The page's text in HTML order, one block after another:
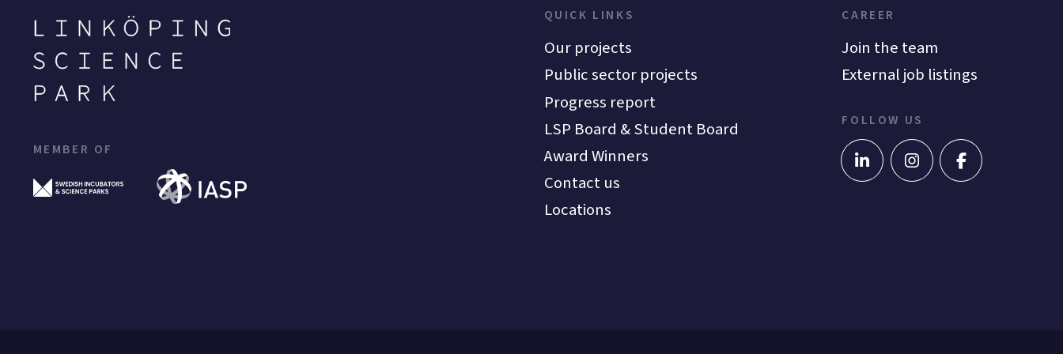
MEMBER OF
QUICK LINKS
Our projects
Public sector projects
Progress report
LSP Board & Student Board
Award Winners
Contact us
Locations
CAREER
Join the team
External job listings
FOLLOW US